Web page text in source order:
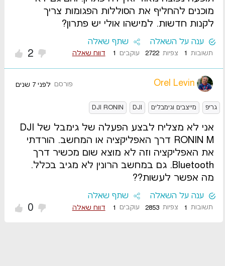
מוכנים להחליף את הסוללות הפגומות צריך
לקנות חדשות. למישהו אולי יש פתרון?
ענה על השאלה שתף שאלה
תשובות 1 צפיות 2722 עוקבים 1 דווח שאלה 2
Orel Levin פורסם לפני 7 שנים
גריפ מייצבים וגימבלים DJI
DJI RONIN
אני לא מצליח לבצע הפעלה של גימבל של DJI
RONIN M דרך האפליקציה או המחשב. הורדתי
את האפליקציה וזה לא מוצא שום מכשיר דרך
Bluetooth. גם במחשב הרונין לא מגיב בכלל.
מה אפשר לעשות??
ענה על השאלה שתף שאלה
תשובות 1 צפיות 2853 עוקבים 1 דווח שאלה 0